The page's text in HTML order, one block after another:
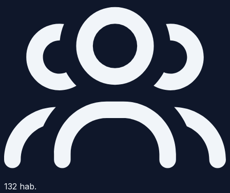
132 hab.